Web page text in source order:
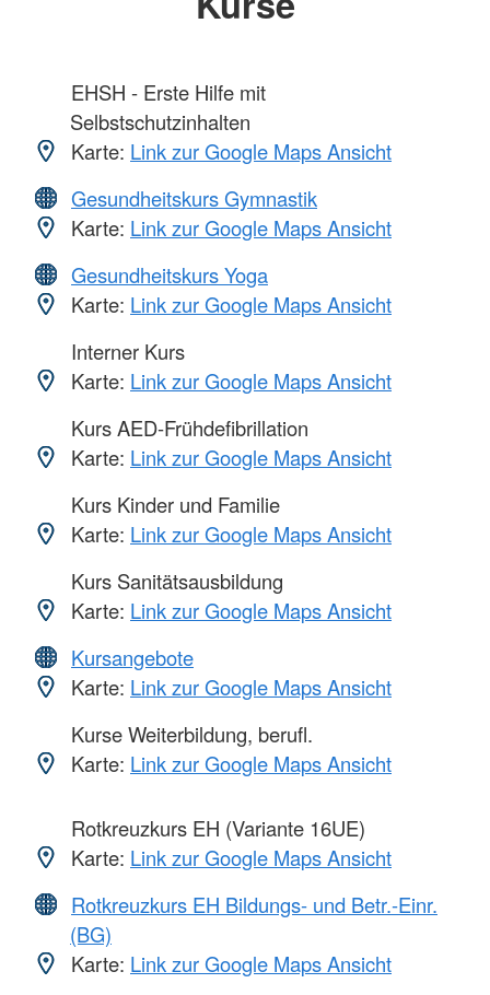
EHSH - Erste Hilfe mit
Selbstschutzinhalten
Karte: Link zur Google Maps Ansicht
Gesundheitskurs Gymnastik
Karte: Link zur Google Maps Ansicht
Gesundheitskurs Yoga
Karte: Link zur Google Maps Ansicht
Interner Kurs
Karte: Link zur Google Maps Ansicht
Kurs AED-Frühdefibrillation
Karte: Link zur Google Maps Ansicht
Kurs Kinder und Familie
Karte: Link zur Google Maps Ansicht
Kurs Sanitätsausbildung
Karte: Link zur Google Maps Ansicht
Kursangebote
Karte: Link zur Google Maps Ansicht
Kurse Weiterbildung, berufl.
Karte: Link zur Google Maps Ansicht
Rotkreuzkurs EH (Variante 16UE)
Karte: Link zur Google Maps Ansicht
Rotkreuzkurs EH Bildungs- und Betr.-Einr.
(BG)
Karte: Link zur Google Maps Ansicht